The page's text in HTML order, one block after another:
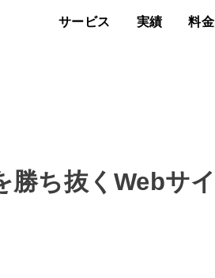
サービス 実績 料金
勝ち抜くWebサイ